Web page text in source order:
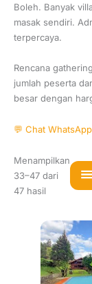
Boleh. Banyak
masak sendiri.
terpercaya.
Rencana
jumlah peserta
besar dengan
💬 Chat
Menampilkan
33–47 dari
47 hasil Diurutkan
yang
terbaru